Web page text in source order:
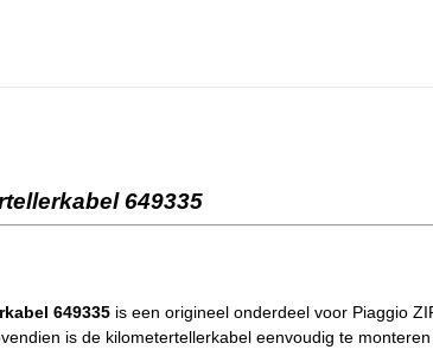
649335
649335is een origineel onderdeel voor Piaggio
is de kilometertellerkabel eenvoudig te